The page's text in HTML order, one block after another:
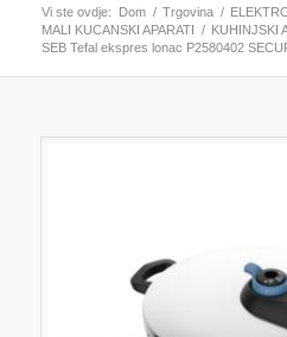
Vi ste ovdje: Dom / Trgovina /
MALI KUCANSKI APARATI / KUHINJSKI
SEB Tefal ekspres lonac P2580402